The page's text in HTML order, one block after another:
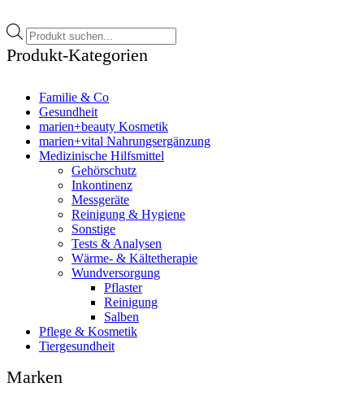
Products
search
Produkt-Kategorien
Familie & Co
Gesundheit
marien+beauty Kosmetik
marien+vital Nahrungsergänzung
Medizinische Hilfsmittel
Gehörschutz
Inkontinenz
Messgeräte
Reinigung & Hygiene
Sonstige
Tests & Analysen
Wärme- & Kältetherapie
Wundversorgung
Pflaster
Reinigung
Salben
Pflege & Kosmetik
Tiergesundheit
Marken